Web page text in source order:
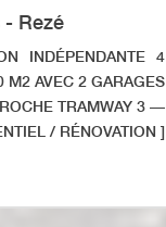
- Rezé
INDÉPENDANTE 4
AVEC 2 GARAGES
TRAMWAY 3 —
/ RÉNOVATION ]